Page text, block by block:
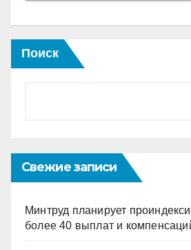
Поиск
Свежие записи
Минтруд планирует
более 40 выплат и